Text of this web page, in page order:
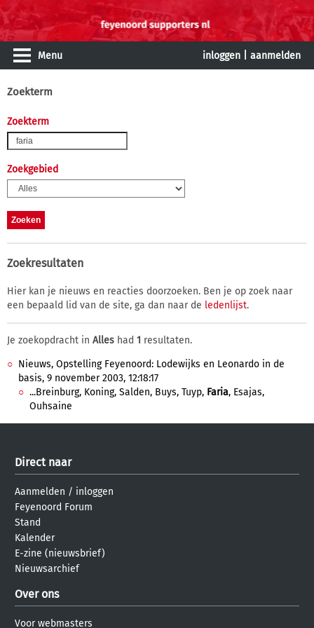
Menu inloggen aanmelden
Zoekterm
Zoekterm
Zoekgebied
Zoekresultaten
Hier kan je nieuws en reacties doorzoeken. Ben je op zoek naar
een bepaald lid van de site, ga dan naar de ledenlijst.
Je zoekopdracht in Alles had 1 resultaten.
Nieuws, Opstelling Feyenoord: Lodewijks en Leonardo in de
basis, 9 november 2003, 12:18:17
...Breinburg, Koning, Salden, Buys, Tuyp, Faria, Esajas,
Ouhsaine
Direct naar
Aanmelden / inloggen
Feyenoord Forum
Stand
Kalender
E-zine (nieuwsbrief)
Nieuwsarchief
Over ons
Voor webmasters